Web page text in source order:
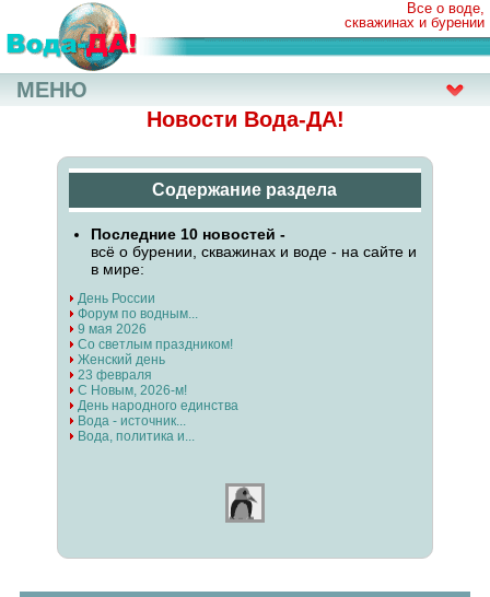
Все о воде,
скважинах и бурении
Новости Вода-ДА!
Содержание раздела
Последние 10 новостей -
всё о бурении, скважинах и воде - на сайте и
в мире:
День России
Форум по водным...
9 мая 2026
Со светлым праздником!
Женский день
23 февраля
С Новым, 2026-м!
День народного единства
Вода - источник...
Вода, политика и...
МЕНЮ